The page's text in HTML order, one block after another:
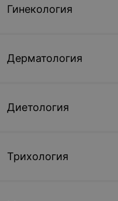
Гинекология
Дерматология
Диетология
Трихология